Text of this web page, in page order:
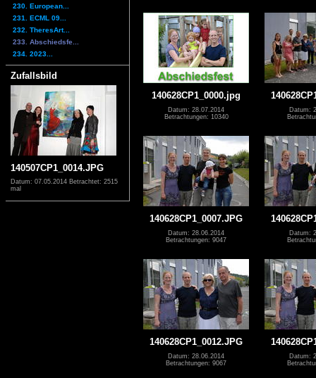
230. European...
231. ECML 09...
232. TheresArt...
233. Abschiedsfe...
234. 2023...
Zufallsbild
140507CP1_0014.JPG
Datum: 07.05.2014 Betrachtet: 2515
mal
140628CP1_0000.jpg
Datum: 28.07.2014
Betrachtungen: 10340
Datum:
140628CP1_0007.JPG
Datum: 28.06.2014
Betrachtungen: 9047
Datum:
140628CP1_0012.JPG
Datum: 28.06.2014
Betrachtungen: 9067
Datum: